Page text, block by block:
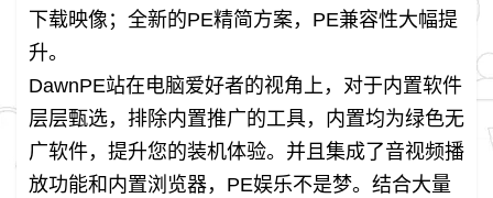
下载映像；全新的PE精简方案，PE兼容性大幅提
升。
DawnPE站在电脑爱好者的视角上，对于内置软件
层层甄选，排除内置推广的工具，内置均为绿色无
广软件，提升您的装机体验。并且集成了音视频播
放功能和内置浏览器，PE娱乐不是梦。结合大量